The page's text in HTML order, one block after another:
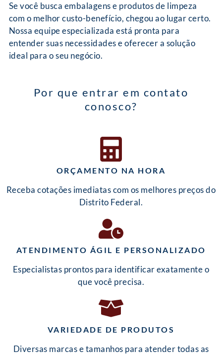
Se você busca embalagens e produtos de limpeza
com o melhor custo-benefício, chegou ao lugar certo.
Nossa equipe especializada está pronta para
entender suas necessidades e oferecer a solução
ideal para o seu negócio.
Por que entrar em contato
conosco?
VARIEDADE DE PRODUTOS
Diversas marcas e tamanhos para atender todas as
ATENDIMENTO ÁGIL E PERSONALIZADO
Especialistas prontos para identificar exatamente o
que você precisa.
ORÇAMENTO NA HORA
Receba cotações imediatas com os melhores preços do
Distrito Federal.